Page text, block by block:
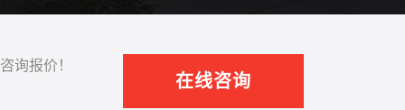
询报价！
在线咨询